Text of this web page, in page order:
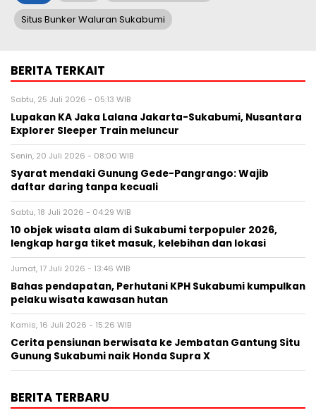
Situs Bunker Waluran Sukabumi
BERITA TERKAIT
Sabtu, 25 Juli 2026 - 05:13 WIB
Lupakan KA Jaka Lalana Jakarta-Sukabumi, Nusantara
Explorer Sleeper Train meluncur
Senin, 20 Juli 2026 - 08:00 WIB
Syarat mendaki Gunung Gede-Pangrango: Wajib
daftar daring tanpa kecuali
Sabtu, 18 Juli 2026 - 04:29 WIB
10 objek wisata alam di Sukabumi terpopuler 2026,
lengkap harga tiket masuk, kelebihan dan lokasi
Jumat, 17 Juli 2026 - 13:46 WIB
Bahas pendapatan, Perhutani KPH Sukabumi kumpulkan
pelaku wisata kawasan hutan
Kamis, 16 Juli 2026 - 15:26 WIB
Cerita pensiunan berwisata ke Jembatan Gantung Situ
Gunung Sukabumi naik Honda Supra X
BERITA TERBARU